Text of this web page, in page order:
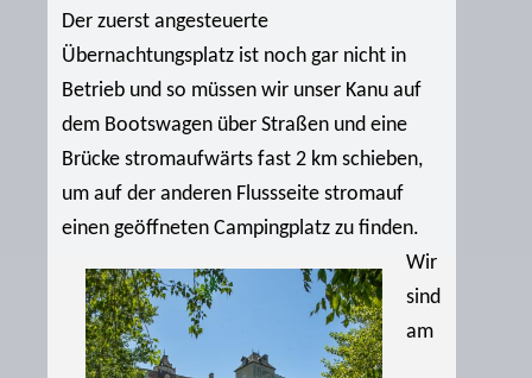
Der zuerst angesteuerte
Übernachtungsplatz ist noch gar nicht in
Betrieb und so müssen wir unser Kanu auf
dem Bootswagen über Straßen und eine
Brücke stromaufwärts fast 2 km schieben,
um auf der anderen Flussseite stromauf
einen geöffneten Campingplatz zu finden.
Wir
sind
am